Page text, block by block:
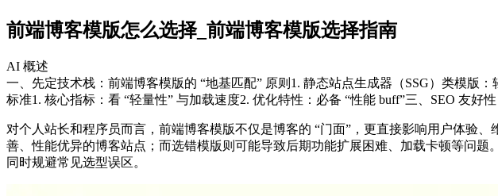
前端博客模版怎么选择_前端博客模版选择指南
AI 概述
一、先定技术栈：前端博客模版的 “地基匹配” 原则1. 静态站点生成器（SSG）类模版
标准1. 核心指标：看 “轻量性” 与加载速度2. 优化特性：必备 “性能 buff”三、SEO 友好
对个人站长和程序员而言，前端博客模版不仅是博客的 “门面”，更直接影响用户体验
善、性能优异的博客站点；而选错模版则可能导致后期功能扩展困难、加载卡顿等问
同时规避常见选型误区。